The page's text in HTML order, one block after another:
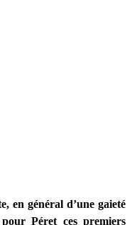
général d’une gaieté
Péret ces premiers